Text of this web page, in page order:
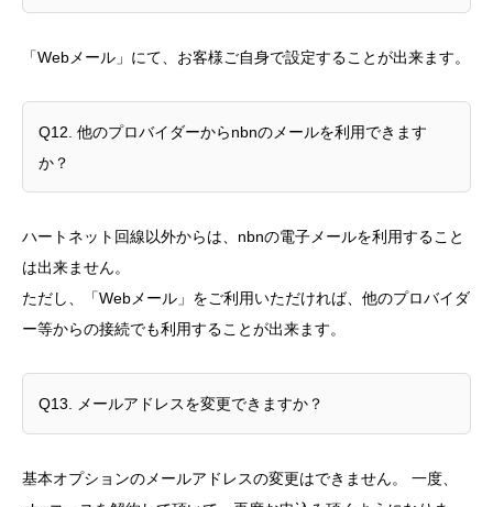
「Webメール」にて、お客様ご自身で設定することが出来ます。
Q12. 他のプロバイダーからnbnのメールを利用できます
か？
ハートネット回線以外からは、nbnの電子メールを利用すること
は出来ません。
ただし、「Webメール」をご利用いただければ、他のプロバイダ
ー等からの接続でも利用することが出来ます。
Q13. メールアドレスを変更できますか？
基本オプションのメールアドレスの変更はできません。 一度、